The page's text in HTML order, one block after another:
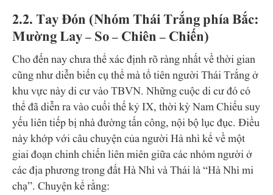
2.2. Tay Đón (Nhóm Thái Trắng phía Bắc:
Mường Lay – So – Chiên – Chiến)
Cho đến nay chưa thể xác định rõ ràng nhất về thời gian
cũng như diễn biến cụ thể mà tổ tiên người Thái Trắng ở
khu vực này di cư vào TBVN. Những cuộc di cư đó có
thể đã diễn ra vào cuối thế kỷ IX, thời kỳ Nam Chiếu suy
yếu liên tiếp bị nhà đường tấn công, nội bộ lục đục. Điều
này khớp với câu chuyện của người Hà nhì kể về một
giai đoạn chinh chiến liên miên giữa các nhóm người ở
các địa phương trong đất Hà Nhì và Thái là “Hà Nhì mi
chạ”. Chuyện kể rằng: